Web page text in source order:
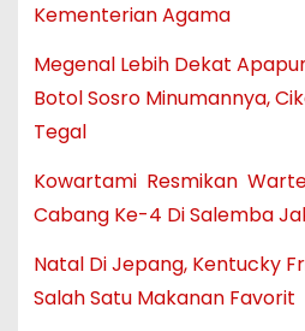
Kementerian Agama
Megenal Lebih Dekat
Botol Sosro Minumannya,
Tegal
Kowartami Resmikan
Cabang Ke-4 Di Salemba
Natal Di Jepang, Kentucky
Salah Satu Makanan Favorit